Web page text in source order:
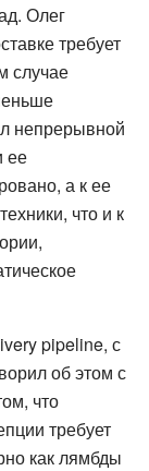
Олег
требует
случае
непрерывной
ее
а к ее
что и к
pipeline, с
об этом с
что
требует
как лямбды